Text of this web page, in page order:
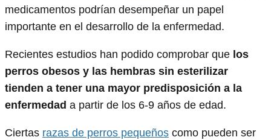
medicamentos podrían desempeñar un papel
importante en el desarrollo de la enfermedad.
Recientes estudios han podido comprobar que los
perros obesos y las hembras sin esterilizar
tienden a tener una mayor predisposición a la
enfermedad a partir de los 6-9 años de edad.
Ciertas razas de perros pequeños como pueden ser